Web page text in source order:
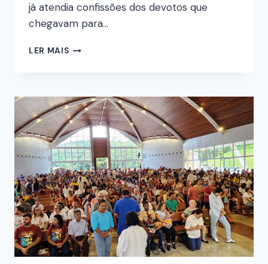
já atendia confissões dos devotos que
chegavam para…
LER MAIS